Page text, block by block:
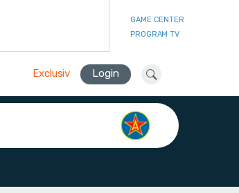
GAME CENTER
PROGRAM TV
Exclusiv Login